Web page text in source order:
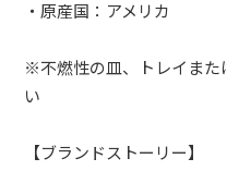
・原産国：アメリカ
※不燃性の皿、トレイまた
い
【ブランドストーリー】